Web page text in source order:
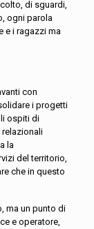
di sguardi,
ogni parola
e i ragazzi ma
con
i progetti
ospiti di
la
del territorio,
che in questo
ma un punto di
e operatore,